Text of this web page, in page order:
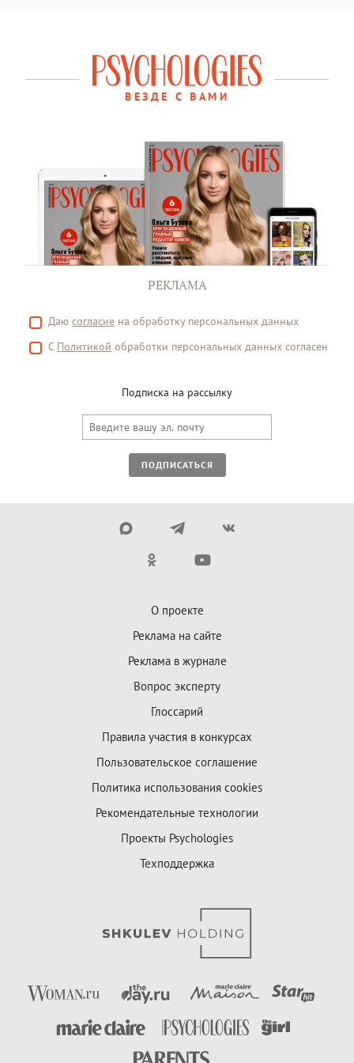
ВЕЗДЕ С ВАМИ
РЕКЛАМА
Даю согласие на обработку персональных данных
С Политикой обработки персональных данных согласен
Подписка на рассылку
ПОДПИСАТЬСЯ
О проекте
Реклама на сайте
Реклама в журнале
Вопрос эксперту
Глоссарий
Правила участия в конкурсах
Пользовательское соглашение
Политика использования cookies
Рекомендательные технологии
Проекты Psychologies
Техподдержка